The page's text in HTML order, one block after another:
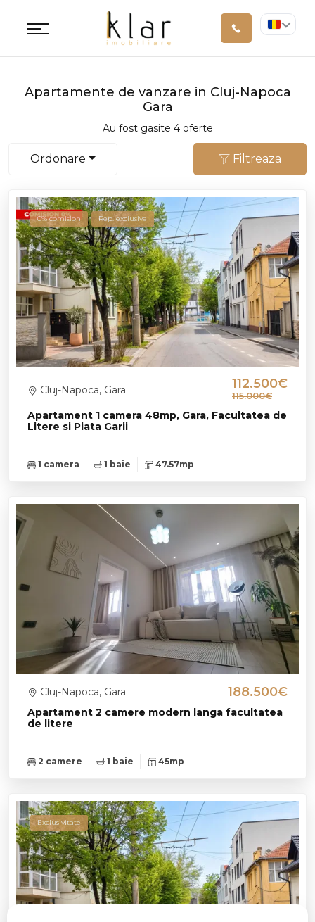
Apartamente de vanzare in Cluj-Napoca
Gara
Au fost gasite 4 oferte
Ordonare Filtreaza
0% comision Rep. exclusiva
Apartament 1 camera 48mp, Gara, Facultatea de
Litere si Piata Garii
Cluj-Napoca, Gara 112.500€
115.000€
1 camera 1 baie 47.57mp
Apartament 2 camere modern langa facultatea
de litere
Cluj-Napoca, Gara 188.500€
2 camere 1 baie 45mp
Exclusivitate